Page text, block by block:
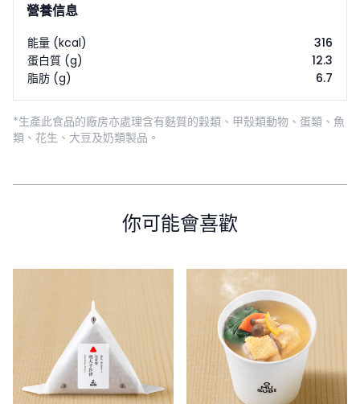
營養信息
能量 (kcal)
316
蛋白質 (g)
12.3
脂肪 (g)
6.7
*生產此食品的廠房亦處理含有麩質的穀類、甲殼類動物、蛋類、魚
類、花生、大豆及奶類製品。
你可能會喜歡